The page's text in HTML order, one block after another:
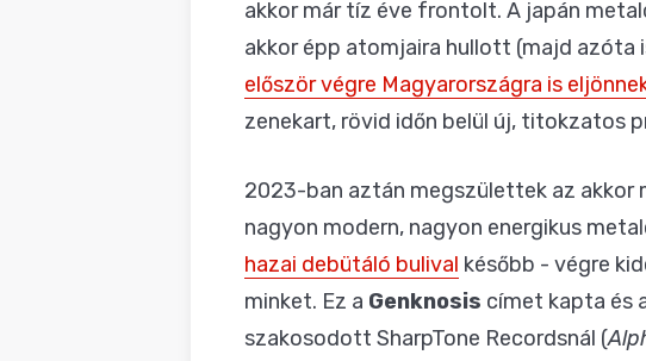
akkor már tíz éve frontolt. A japán
akkor épp atomjaira hullott (majd
először végre Magyarországra is
zenekart, rövid időn belül új, titokzatos
2023-ban aztán megszülettek az akkor
nagyon modern, nagyon energikus
hazai debütáló bulival később - végre
minket. Ez a Genknosis címet kapta és
szakosodott SharpTone Recordsnál (